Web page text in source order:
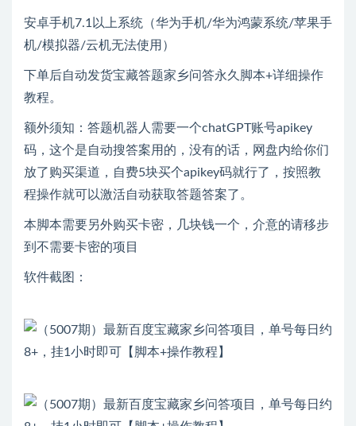
安卓手机7.1以上系统（华为手机/华为鸿蒙系统/苹果手
机/模拟器/云机无法使用）
下单后自动发货宝藏答题家乡问答永久脚本+详细操作
教程。
额外须知：答题机器人需要一个chatGPT账号apikey
码，这个是自动搜答案用的，没有的话，网盘内给你们
放了购买渠道，自费5块买个apikey码就行了，按照教
程操作就可以激活自动获取答题答案了。
本脚本需要另外购买卡密，几块钱一个，介意的请移步
到不需要卡密的项目
软件截图：